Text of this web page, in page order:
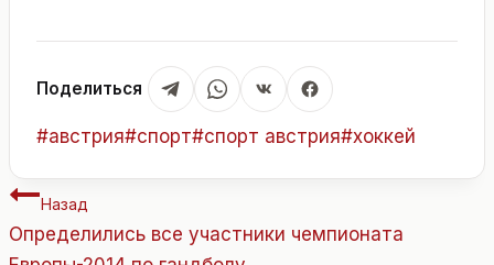
Поделиться
Метки
#австрия#спорт#спорт австрия#хоккей
Навигация
по
Назад
Определились все участники чемпионата